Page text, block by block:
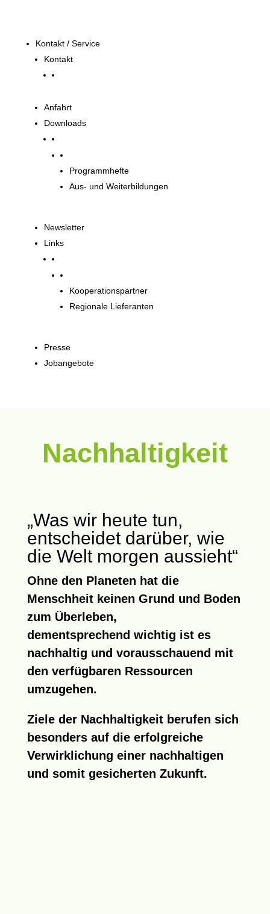
Kontakt / Service
Kontakt
Anfahrt
Downloads
Programmhefte
Aus- und Weiterbildungen
Newsletter
Links
Kooperationspartner
Regionale Lieferanten
Presse
Jobangebote
Nachhaltigkeit
„Was wir heute tun,
entscheidet darüber, wie
die Welt morgen aussieht“
Ohne den Planeten hat die
Menschheit keinen Grund und Boden
zum Überleben,
dementsprechend wichtig ist es
nachhaltig und vorausschauend mit
den verfügbaren Ressourcen
umzugehen.
Ziele der Nachhaltigkeitberufen sich
besonders auf die erfolgreiche
Verwirklichung einer nachhaltigen
und somit gesicherten Zukunft.